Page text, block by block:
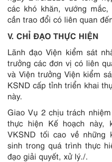
các khó khăn, vướng
cần trao đổi có liên quan
V. CHỈ ĐẠO THỰC HIỆN
Lãnh đạo Viện kiểm sát
trưởng các đơn vị có liên
và Viện trưởng Viện kiểm
KSND cấp tỉnh triển khai
này.
Giao Vụ 2 chịu trách
thực hiện Kế hoạch này,
VKSND tối cao về những
sinh trong quá trình thực
đạo giải quyết, xử lý./.